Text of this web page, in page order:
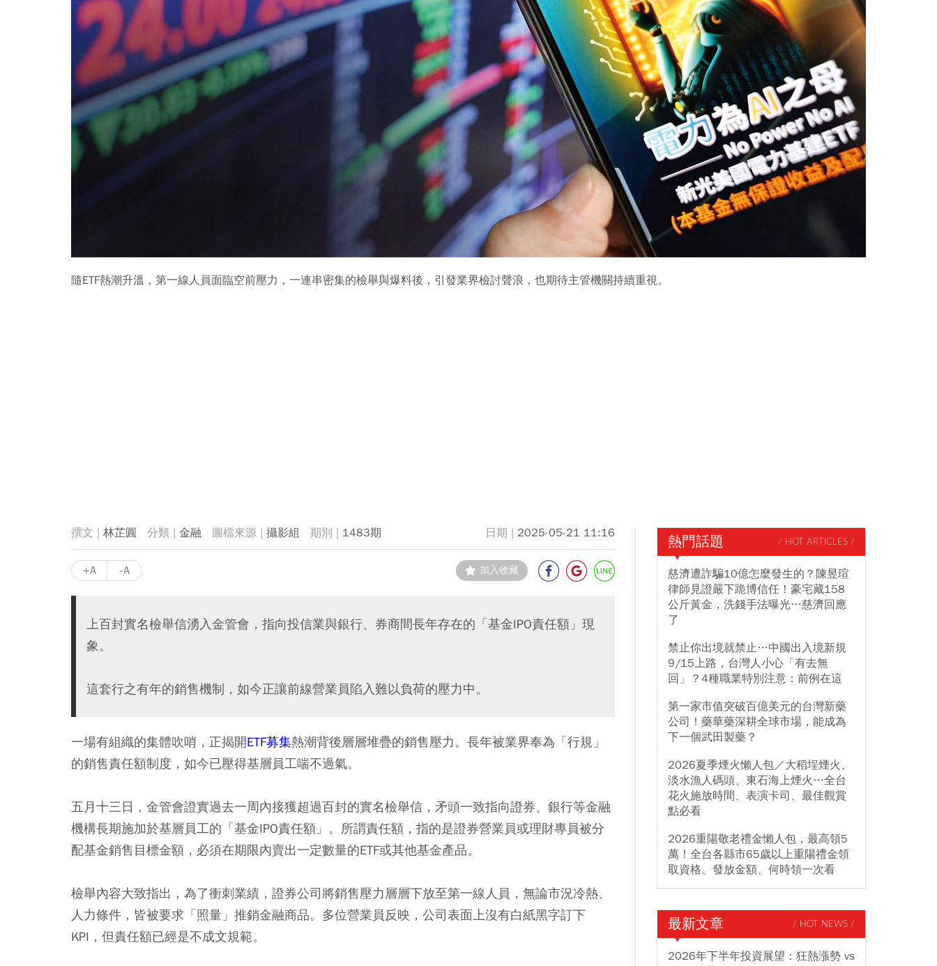
隨ETF熱潮升溫，第一線人員面臨空前壓力，一連串密集的檢舉與爆料後，引發業界檢討聲浪，也期待主管機關持續重視。
林芷圓 金融 攝影組 1483期 2025-05-21 11:16
+A -A 加入收藏
上百封實名檢舉信湧入金管會，指向投信業與銀行、券商間長年存在的「基金IPO責任額」現
象。
這套行之有年的銷售機制，如今正讓前線營業員陷入難以負荷的壓力中。
一場有組織的集體吹哨，正揭開ETF募集熱潮背後層層堆疊的銷售壓力。長年被業界奉為「行規」
的銷售責任額制度，如今已壓得基層員工喘不過氣。
五月十三日，金管會證實過去一周內接獲超過百封的實名檢舉信，矛頭一致指向證券、銀行等金融
機構長期施加於基層員工的「基金IPO責任額」。所謂責任額，指的是證券營業員或理財專員被分
配基金銷售目標金額，必須在期限內賣出一定數量的ETF或其他基金產品。
檢舉內容大致指出，為了衝刺業績，證券公司將銷售壓力層層下放至第一線人員，無論市況冷熱、
人力條件，皆被要求「照量」推銷金融商品。多位營業員反映，公司表面上沒有白紙黑字訂下
KPI，但責任額已經是不成文規範。
熱門話題 / HOT ARTICLES /
慈濟遭詐騙10億怎麼發生的？陳昱瑄
律師見證嚴下跪博信任！豪宅藏158
公斤黃金，洗錢手法曝光…慈濟回應
了
禁止你出境就禁止…中國出入境新規
9/15上路，台灣人小心「有去無
回」？4種職業特別注意：前例在這
第一家市值突破百億美元的台灣新藥
公司！藥華藥深耕全球市場，能成為
下一個武田製藥？
2026夏季煙火懶人包／大稻埕煙火、
淡水漁人碼頭、東石海上煙火…全台
花火施放時間、表演卡司、最佳觀賞
點必看
2026重陽敬老禮金懶人包，最高領5
萬！全台各縣市65歲以上重陽禮金領
取資格、發放金額、何時領一次看
最新文章 / HOT NEWS /
2026年下半年投資展望：狂熱漲勢 vs